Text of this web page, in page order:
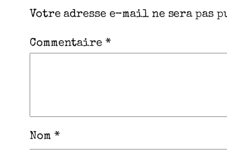
Votre adresse e-mail ne sera pas
Commentaire *
Nom *